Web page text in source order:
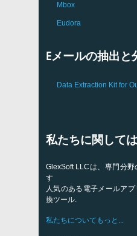
Mbox
Eudora
Eメールの抽出と
Data Extraction Kit for
私たちに関しては
GlexSoft LLCは、専門分
す
人気のある電子メールア
換ツール.
私たちについてもっと...